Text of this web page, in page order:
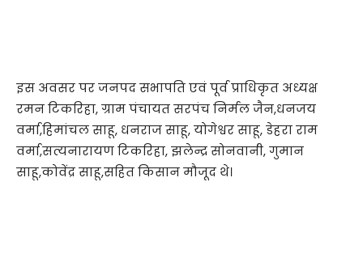
इस अवसर पर जनपद सभापति एवं पूर्व प्राधिकृत अध्यक्ष
रमन टिकरिहा, ग्राम पंचायत सरपंच निर्मल जैन,धनजय
वर्मा,हिमांचल साहू, धनराज साहू, योगेश्वर साहू, डेहरा राम
वर्मा,सत्यनारायण टिकरिहा, झलेन्द्र सोनवानी, गुमान
साहू,कोवेंद्र साहू,सहित किसान मौजूद थे।